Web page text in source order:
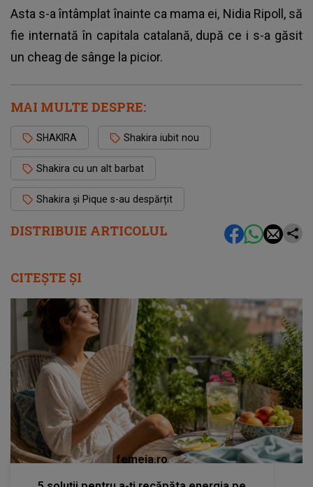
DISTRIBUIE ARTICOLUL
Asta s-a întâmplat înainte ca mama ei, Nidia Ripoll, să
fie internată în capitala catalană, după ce i s-a găsit
un cheag de sânge la picior.
MAI MULTE DESPRE:
SHAKIRA Shakira iubit nou
Shakira cu un alt barbat
Shakira și Pique s-au despărțit
CITEȘTE ȘI
femeia.ro